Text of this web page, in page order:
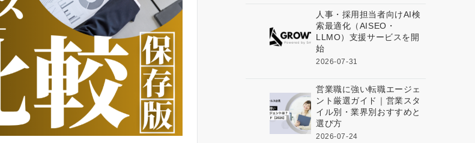
人事・採用担当者向けAI検
索最適化（AISEO・
LLMO）支援サービスを開
始
2026-07-31
営業職に強い転職エージェ
ント厳選ガイド｜営業スタ
イル別・業界別おすすめと
選び方
2026-07-24